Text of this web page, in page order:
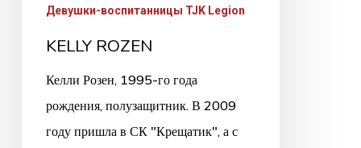
Девушки-воспитанницы TJK Legion
KELLY ROZEN
Келли Розен, 1995-го года
рождения, полузащитник. В 2009
году пришла в СК "Крещатик", а с